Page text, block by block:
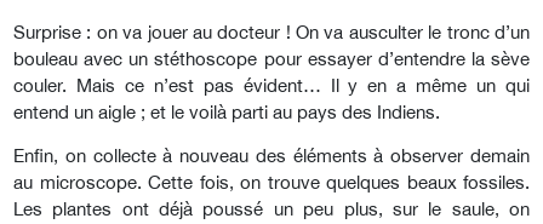
Surprise : on va jouer au docteur ! On va ausculter le tronc d’un
bouleau avec un stéthoscope pour essayer d’entendre la sève
couler. Mais ce n’est pas évident… Il y en a même un qui
entend un aigle ; et le voilà parti au pays des Indiens.
Enfin, on collecte à nouveau des éléments à observer demain
au microscope. Cette fois, on trouve quelques beaux fossiles.
Les plantes ont déjà poussé un peu plus, sur le saule, on